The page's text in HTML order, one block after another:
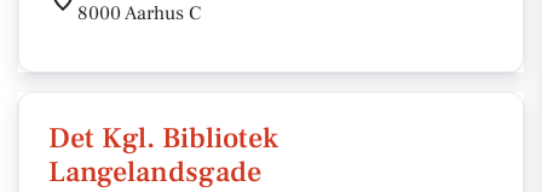
8000 Aarhus C
Det Kgl. Bibliotek
Langelandsgade